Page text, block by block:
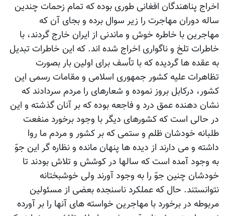
اخراج پناهندگان افغانی طوری بوده که تمام زحمات چندین
ساله دوران مهاجرت را زیر سوال برده و بجای آن که
مهاجرین با خاطره خوش و ماندنی از ایران خارج گردند، با
خاطرات تلخ و ناگواری اخراج شده اند. که این خاطرات تبدیل
به عقده ها گردیده که با تأسف برای اولین بار بصورت
تظاهرات علیه کشور جمهوری اسلامی و مقامات رسمی این
کشور، درکابل بروز نموده و شعارهای را مردم سردادند که
نشان دهنده عمق درد و فاجعه بوده که بر آنان گذشته و این
در حالی است که کشورهای دیگر با وجود برخورد منفعت
طلبانه خودشان ظلم و ستمی که بر کشور و مردم ما روا
داشته و می دارند از دیده ها پنهان مانده و نظاره گر این جوّ
به وجود آمده است که سالها در کوشش و تلاش بودند تا
خودشان چنین جوّ را به وجود آورند ولی خوشبختانه
نتوانستند. حال که عملکرد ناسنجده بعضی از مسئولین
مربوطه در برخورد با مهاجرین خواسته های آنها را بر آورده